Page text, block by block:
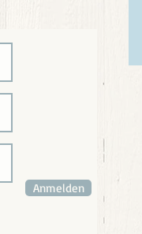
Anmelden